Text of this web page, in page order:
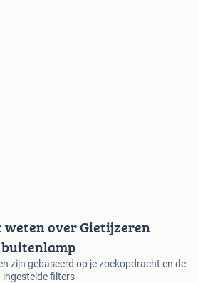
weten over Gietijzeren
buitenlamp
zijn gebaseerd op je zoekopdracht en de
ingestelde filters